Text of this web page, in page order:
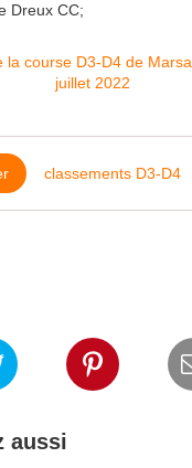
Dreux CC;
classements D3-D4
aussi